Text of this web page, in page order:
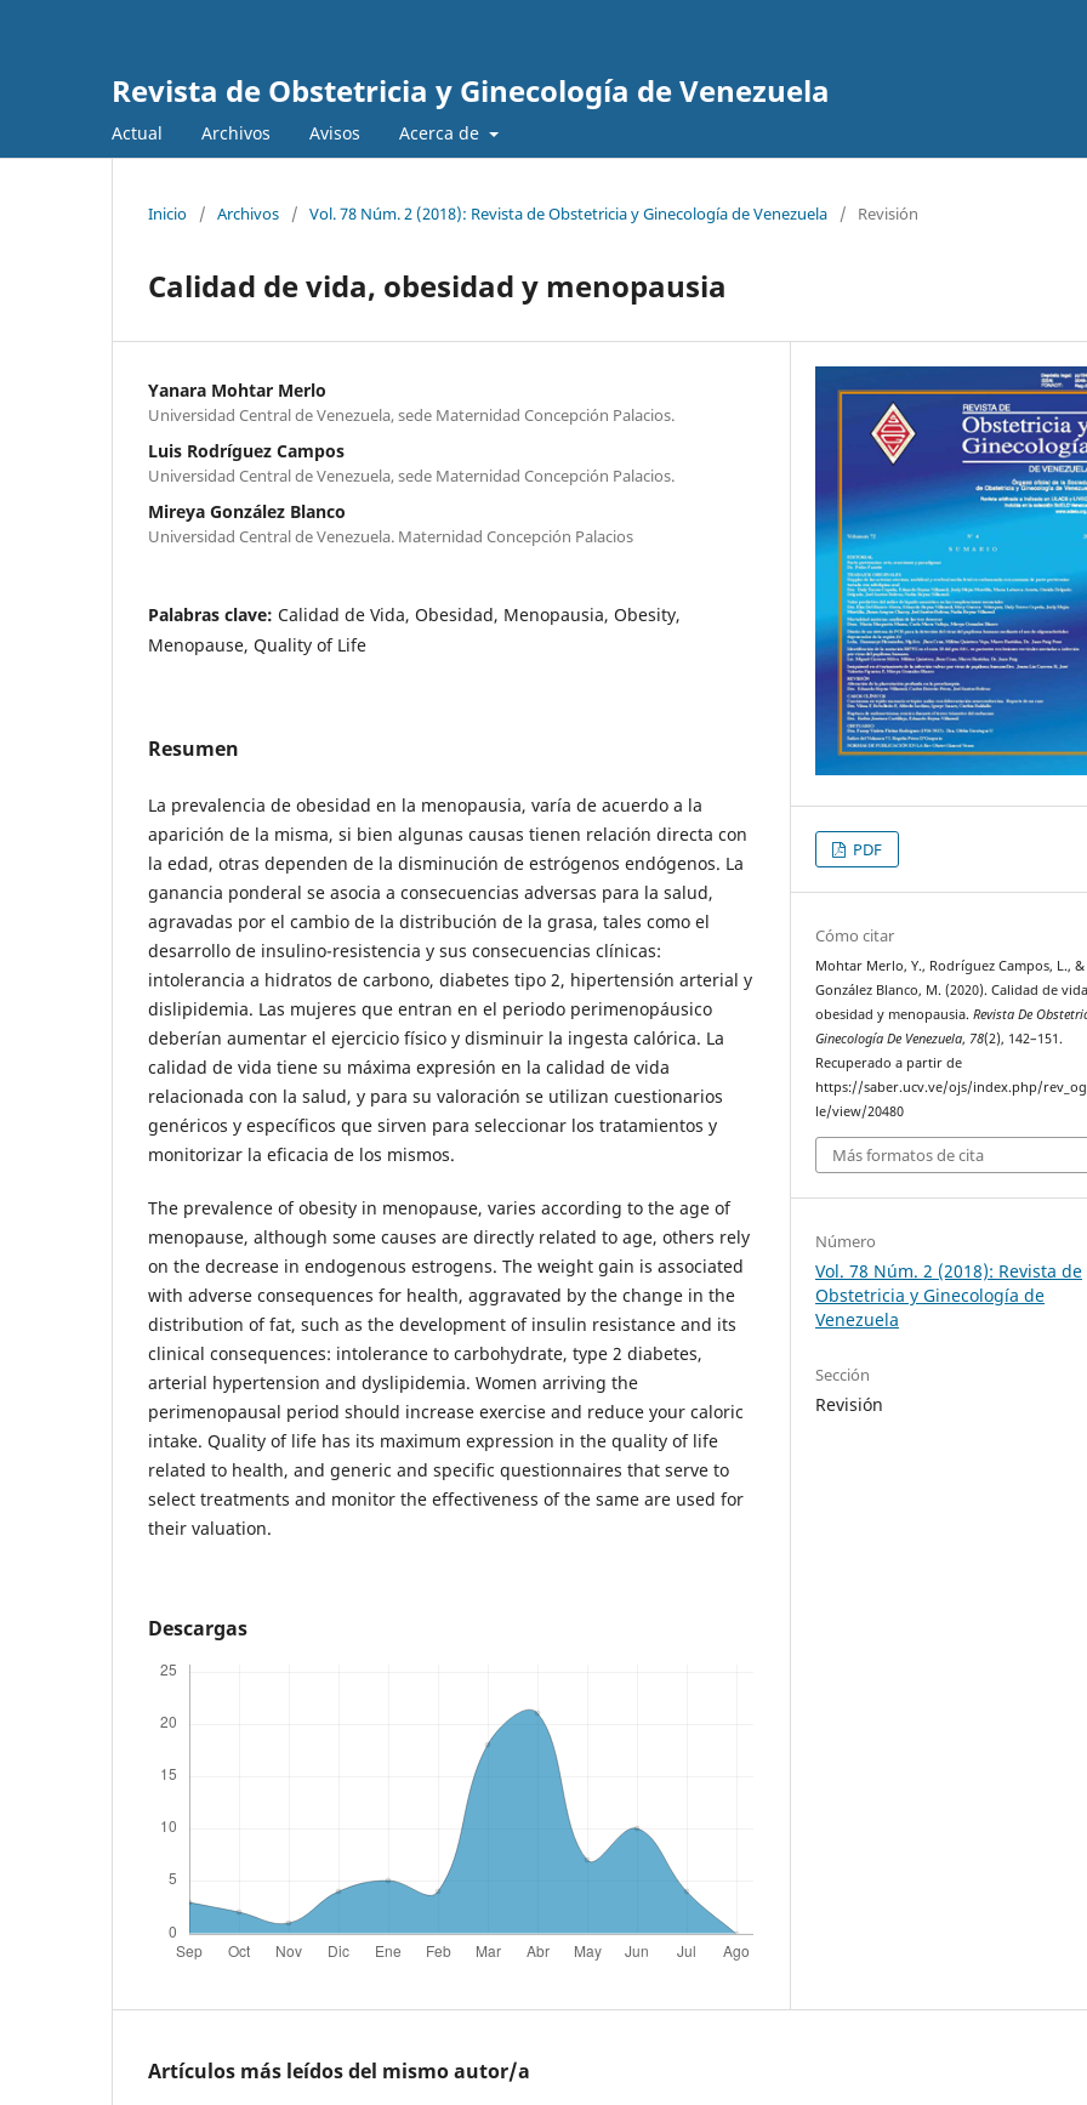
Revista de Obstetricia y Ginecología de Venezuela
Actual Archivos Avisos Acerca de
Inicio / Archivos / Vol. 78 Núm. 2 (2018): Revista de Obstetricia y Ginecología de Venezuela / Revisión
Calidad de vida, obesidad y menopausia
Yanara Mohtar Merlo
Universidad Central de Venezuela, sede Maternidad Concepción Palacios.
Luis Rodríguez Campos
Universidad Central de Venezuela, sede Maternidad Concepción Palacios.
Mireya González Blanco
Universidad Central de Venezuela. Maternidad Concepción Palacios
Palabras clave: Calidad de Vida, Obesidad, Menopausia, Obesity,
Menopause, Quality of Life
Resumen
La prevalencia de obesidad en la menopausia, varía de acuerdo a la
aparición de la misma, si bien algunas causas tienen relación directa con
la edad, otras dependen de la disminución de estrógenos endógenos. La
ganancia ponderal se asocia a consecuencias adversas para la salud,
agravadas por el cambio de la distribución de la grasa, tales como el
desarrollo de insulino-resistencia y sus consecuencias clínicas:
intolerancia a hidratos de carbono, diabetes tipo 2, hipertensión arterial y
dislipidemia. Las mujeres que entran en el periodo perimenopáusico
deberían aumentar el ejercicio físico y disminuir la ingesta calórica. La
calidad de vida tiene su máxima expresión en la calidad de vida
relacionada con la salud, y para su valoración se utilizan cuestionarios
genéricos y específicos que sirven para seleccionar los tratamientos y
monitorizar la eficacia de los mismos.
The prevalence of obesity in menopause, varies according to the age of
menopause, although some causes are directly related to age, others rely
on the decrease in endogenous estrogens. The weight gain is associated
with adverse consequences for health, aggravated by the change in the
distribution of fat, such as the development of insulin resistance and its
clinical consequences: intolerance to carbohydrate, type 2 diabetes,
arterial hypertension and dyslipidemia. Women arriving the
perimenopausal period should increase exercise and reduce your caloric
intake. Quality of life has its maximum expression in the quality of life
related to health, and generic and specific questionnaires that serve to
select treatments and monitor the effectiveness of the same are used for
their valuation.
Descargas
PDF
Cómo citar
Mohtar Merlo, Y., Rodríguez Campos, L., &
González Blanco, M. (2020). Calidad de
obesidad y menopausia.Revista De
Ginecología De Venezuela, 78(2), 142–151.
Recuperado a partir de
https://saber.ucv.ve/ojs/index.php/
le/view/20480
Más formatos de cita
Número
Vol. 78 Núm. 2 (2018): Revista de
Obstetricia y Ginecología de
Venezuela
Sección
Revisión
Artículos más leídos del mismo autor/a